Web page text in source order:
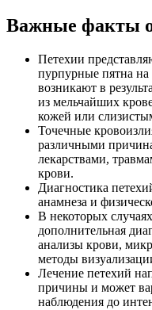
Важные факты о
Петехии
пурпурные пятна
возникают в
из мельчайших
кожей или
Точечные
различными
лекарствами,
крови.
Диагностика
анамнеза и
В некоторых
дополнительная
анализы крови,
методы
Лечение петехий
причины и может
наблюдения до